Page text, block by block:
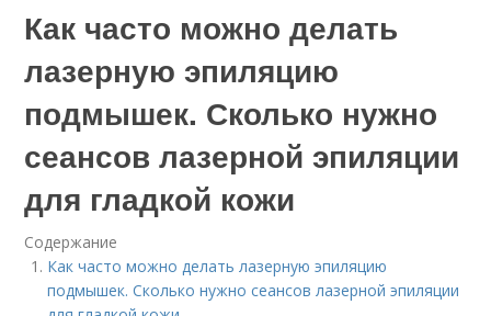
Как часто можно делать
лазерную эпиляцию
подмышек. Сколько нужно
сеансов лазерной эпиляции
для гладкой кожи
Содержание
Как часто можно делать лазерную эпиляцию
подмышек. Сколько нужно сеансов лазерной эпиляции